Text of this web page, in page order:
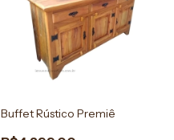
Buffet Rústico Premiê